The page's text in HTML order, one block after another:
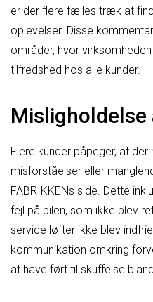
er der flere fælles træk at
oplevelser. Disse
områder, hvor
tilfredshed hos alle kunder.
Flere kunder påpeger, at
misforståelser eller
FABRIKKENs side. Dette
fejl på bilen, som ikke blev
service løfter ikke blev
kommunikation omkring
at have ført til skuffelse